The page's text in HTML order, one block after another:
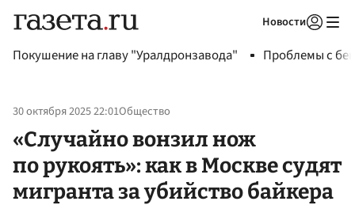
Новости
Покушение на главу "Уралдронзавода" Проблемы с
30 октября 2025 22:01Общество
«Случайно вонзил нож
по рукоять»: как в Москве судят
мигранта за убийство байкера